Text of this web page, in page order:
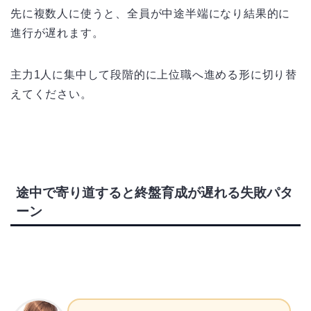
先に複数人に使うと、全員が中途半端になり結果的に
進行が遅れます。
主力1人に集中して段階的に上位職へ進める形に切り替
えてください。
途中で寄り道すると終盤育成が遅れる失敗パタ
ーン